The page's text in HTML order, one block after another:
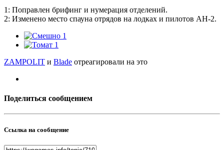
1: Поправлен брифинг и нумерация отделений.
2: Изменено место спауна отрядов на лодках и пилотов АН-2.
1
1
ZAMPOLIT и Blade отреагировали на это
Поделиться сообщением
Ссылка на сообщение